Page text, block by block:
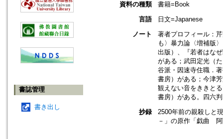
書誌管理
書き出し
資料の種類
書籍=Book
言語
日文=Japanese
ノート
著者プロフィール：
も〉暴力論〈増補版
出版）、『若者はな
がある；武田定光（
谷派・因速寺住職．
書房）がある；今津
観えない音をききと
書房）がある。四六
抄録
2500年前の親殺しと
－」の原作「戯曲 阿